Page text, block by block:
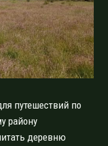
путешествий по
району
деревню